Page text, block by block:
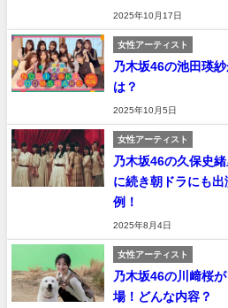
2025年10月17日
女性アーティスト
乃木坂46の池田瑛
は？
2025年10月5日
女性アーティスト
乃木坂46の久保史
に続き朝ドラにも
例！
2025年8月4日
女性アーティスト
乃木坂46の川﨑桜
場！どんな内容？